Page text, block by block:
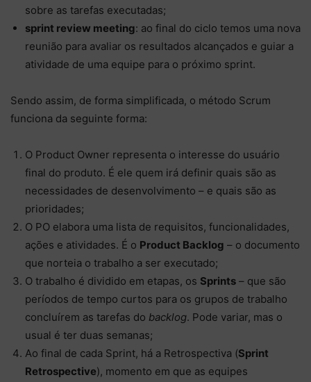
sobre as tarefas executadas;
sprint review meeting: ao final do ciclo temos uma nova
reunião para avaliar os resultados alcançados e guiar a
atividade de uma equipe para o próximo sprint.
Sendo assim, de forma simplificada, o método Scrum
funciona da seguinte forma:
O Product Owner representa o interesse do usuário
final do produto. É ele quem irá definir quais são as
necessidades de desenvolvimento – e quais são as
prioridades;
O PO elabora uma lista de requisitos, funcionalidades,
ações e atividades. É o Product Backlog – o documento
que norteia o trabalho a ser executado;
O trabalho é dividido em etapas, os Sprints – que são
períodos de tempo curtos para os grupos de trabalho
concluírem as tarefas do backlog. Pode variar, mas o
usual é ter duas semanas;
Ao final de cada Sprint, há a Retrospectiva (Sprint
Retrospective), momento em que as equipes